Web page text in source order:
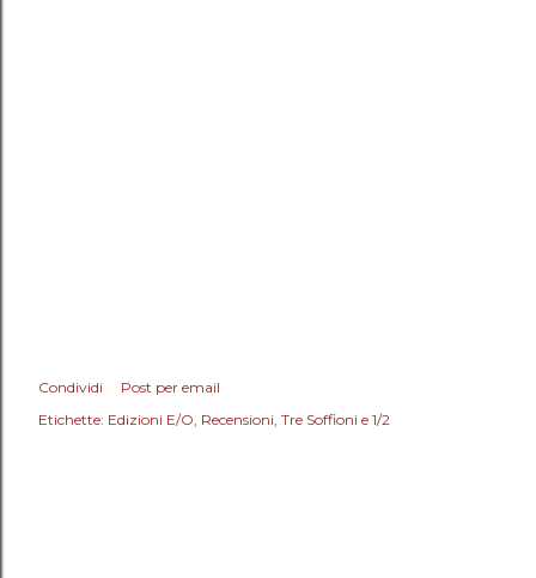
Condividi
Post per email
Etichette: Edizioni E/O Recensioni Tre Soffioni e 1/2